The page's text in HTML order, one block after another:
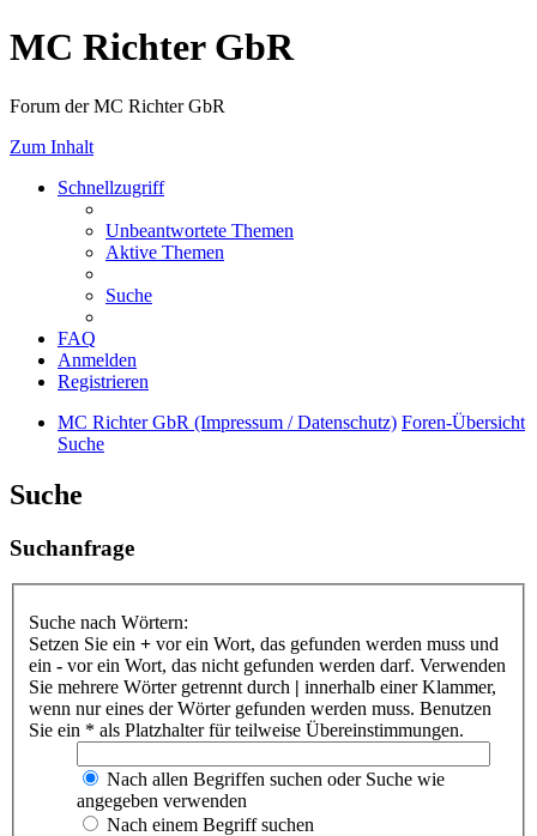
MC Richter GbR
Forum der MC Richter GbR
Zum Inhalt
Schnellzugriff
Unbeantwortete Themen
Aktive Themen
Suche
FAQ
Anmelden
Registrieren
MC Richter GbR (Impressum / Datenschutz) Foren-Übersicht
Suche
Suche
Suchanfrage
Suche nach Wörtern:
Setzen Sie ein + vor ein Wort, das gefunden werden muss und
ein - vor ein Wort, das nicht gefunden werden darf. Verwenden
Sie mehrere Wörter getrennt durch | innerhalb einer Klammer,
wenn nur eines der Wörter gefunden werden muss. Benutzen
Sie ein * als Platzhalter für teilweise Übereinstimmungen.
Nach allen Begriffen suchen oder Suche wie
angegeben verwenden
Nach einem Begriff suchen